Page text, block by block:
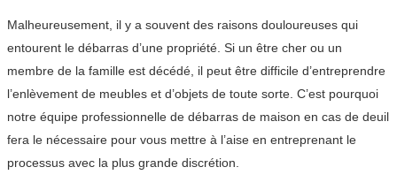
Malheureusement, il y a souvent des raisons douloureuses qui
entourent le débarras d’une propriété. Si un être cher ou un
membre de la famille est décédé, il peut être difficile d’entreprendre
l’enlèvement de meubles et d’objets de toute sorte. C’est pourquoi
notre équipe professionnelle de débarras de maison en cas de deuil
fera le nécessaire pour vous mettre à l’aise en entreprenant le
processus avec la plus grande discrétion.